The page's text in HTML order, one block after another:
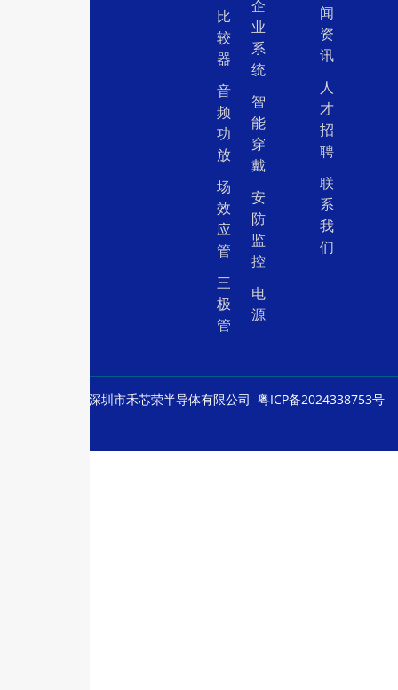
比
较
器
音
频
功
放
场
效
应
管
三
极
管
企
业
系
统
智
能
穿
戴
安
防
监
控
电
源
闻
资
讯
人
才
招
聘
联
系
我
们
深圳市禾芯荣半导体有限公司 粤ICP备2024338753号